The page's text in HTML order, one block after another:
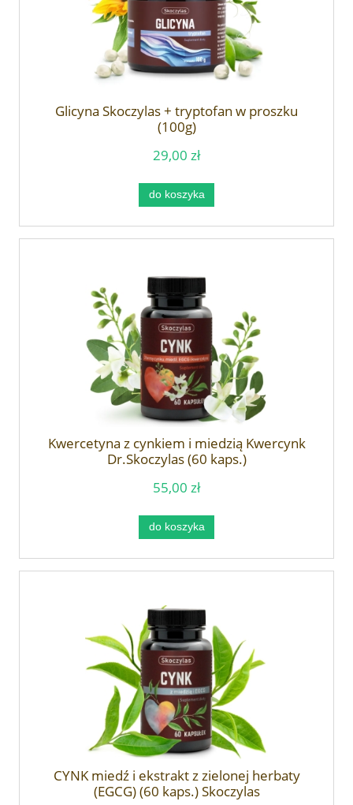
Glicyna Skoczylas + tryptofan w proszku
(100g)
29,00 zł
do koszyka
Kwercetyna z cynkiem i miedzią Kwercynk
Dr.Skoczylas (60 kaps.)
55,00 zł
do koszyka
CYNK miedź i ekstrakt z zielonej herbaty
(EGCG) (60 kaps.) Skoczylas